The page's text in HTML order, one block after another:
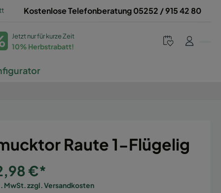
Kostenlose Telefonberatung 05252 / 915 42 80
Jetzt nur für kurze Zeit
10% Herbstrabatt!
Raute 1-Flügelig
€*
MwSt. zzgl. Versandkosten